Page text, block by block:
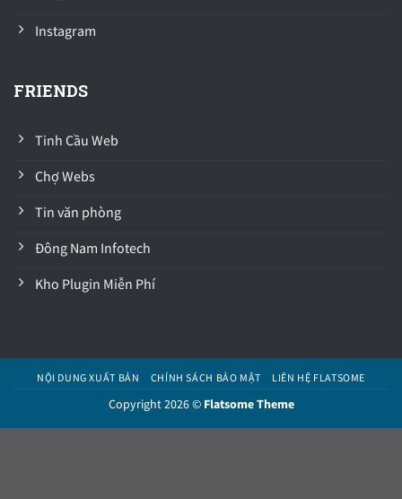
Instagram
FRIENDS
Tinh Cầu Web
Chợ Webs
Tin văn phòng
Đông Nam Infotech
Kho Plugin Miễn Phí
NỘI DUNG XUẤT BẢN CHÍNH SÁCH BẢO MẬT LIÊN HỆ FLATSOME
Copyright 2026 © Flatsome Theme